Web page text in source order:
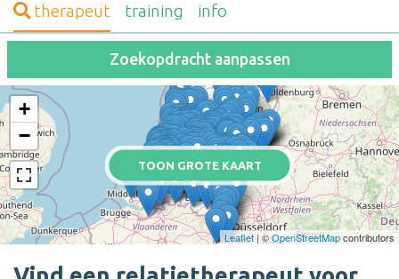
therapeut training info
Zoekopdracht aanpassen
TOON GROTE KAART
+
−
Leaflet| ©OpenStreetMapcontributors